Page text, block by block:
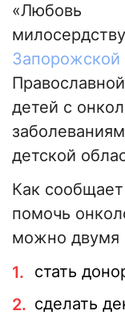
«Любовь
Запорожской
детей с
детской
Как сообщает
помочь
можно двумя
стать
сделать